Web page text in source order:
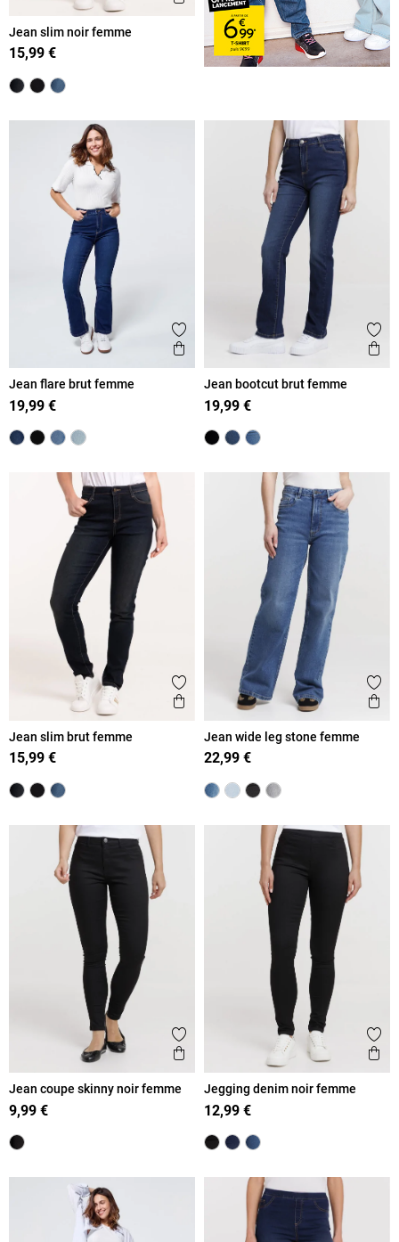
Jean slim noir femme
15,99 €
Ajouter aux favoris
Aperçu rapide
Jean flare brut femme
19,99 €
Jean bootcut brut femme
19,99 €
Ajouter aux favoris
Aperçu rapide
Jean slim brut femme
15,99 €
Jean wide leg stone femme
22,99 €
Ajouter aux favoris
Aperçu rapide
Jean coupe skinny noir femme
9,99 €
Jegging denim noir femme
12,99 €